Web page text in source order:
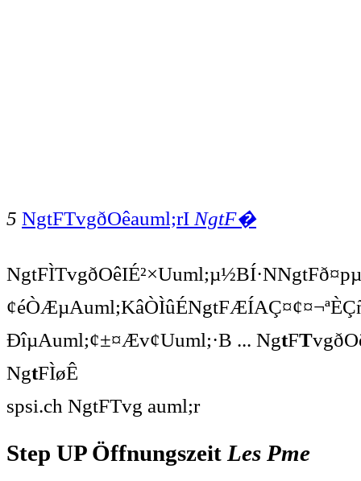
5 NgtFTvgðOêauml;rI NgtF�
ÐîµAuml;¢±¤Æv¢Uuml;·B ... NgtFT
NgtFÌøÊ
spsi.ch NgtFTvg auml;r
Step UP Öffnungszeit Les Pme